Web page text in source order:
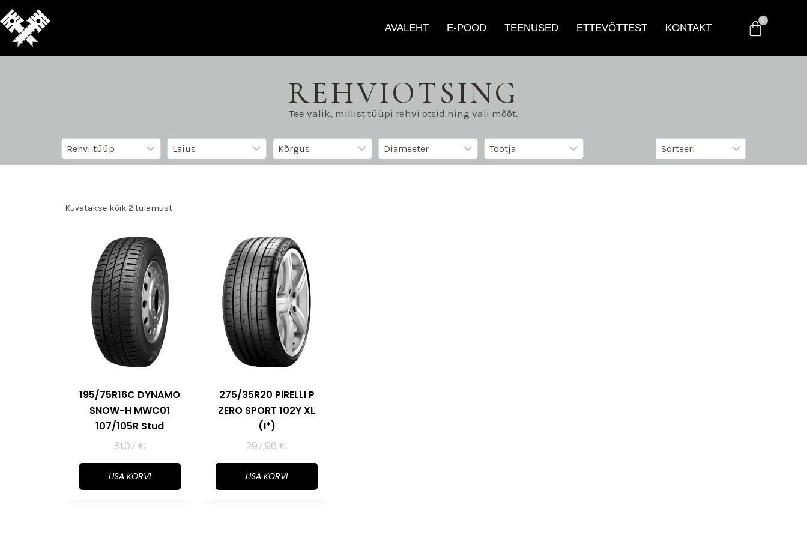
AVALEHT E-POOD TEENUSED ETTEVÕTTEST KONTAKT
REHVIOTSING
Tee valik, millist tüüpi rehvi otsid ning vali mõõt.
Kuvatakse kõik 2 tulemust
195/75R16C DYNAMO
SNOW-H MWC01
107/105R Stud
81,07 €
LISA KORVI
275/35R20 PIRELLI P
ZERO SPORT 102Y XL
(I*)
297,96€
LISA KORVI